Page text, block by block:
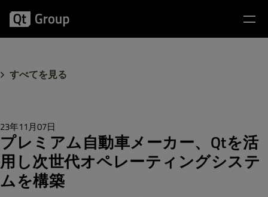
すべてを見る
23年11月07日
プレミアム自動車メーカー、Qtを活
用し次世代オペレーティングシステ
ムを構築